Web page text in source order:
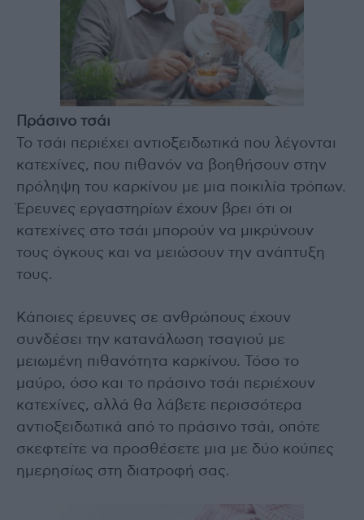
Πράσινο τσάι
Το τσάι περιέχει αντιοξειδωτικά που λέγονται
κατεχίνες, που πιθανόν να βοηθήσουν στην
πρόληψη του καρκίνου με μια ποικιλία τρόπων.
Έρευνες εργαστηρίων έχουν βρει ότι οι
κατεχίνες στο τσάι μπορούν να μικρύνουν
τους όγκους και να μειώσουν την ανάπτυξη
τους.
Κάποιες έρευνες σε ανθρώπους έχουν
συνδέσει την κατανάλωση τσαγιού με
μειωμένη πιθανότητα καρκίνου. Τόσο το
μαύρο, όσο και το πράσινο τσάι περιέχουν
κατεχίνες, αλλά θα λάβετε περισσότερα
αντιοξειδωτικά από το πράσινο τσάι, οπότε
σκεφτείτε να προσθέσετε μια με δύο κούπες
ημερησίως στη διατροφή σας.